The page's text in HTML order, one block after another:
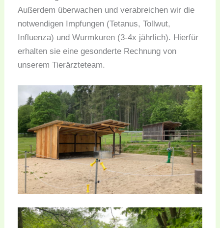
Außerdem überwachen und verabreichen wir die
notwendigen Impfungen (Tetanus, Tollwut,
Influenza) und Wurmkuren (3-4x jährlich). Hierfür
erhalten sie eine gesonderte Rechnung von
unserem Tierärzteteam.